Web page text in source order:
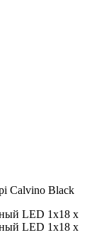
Calvino Black